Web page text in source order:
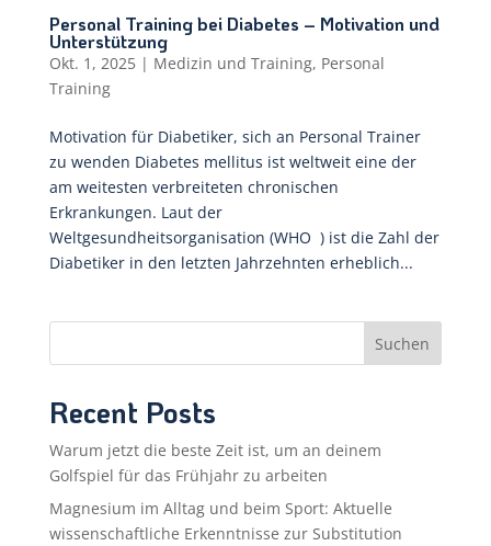
Personal Training bei Diabetes – Motivation und
Unterstützung
Okt. 1, 2025| Medizin und Training, Personal
Training
Motivation für Diabetiker, sich an Personal Trainer
zu wenden Diabetes mellitus ist weltweit eine der
am weitesten verbreiteten chronischen
Erkrankungen. Laut der
Weltgesundheitsorganisation (WHO ) ist die Zahl der
Diabetiker in den letzten Jahrzehnten erheblich...
Suchen
Recent Posts
Warum jetzt die beste Zeit ist, um an deinem
Golfspiel für das Frühjahr zu arbeiten
Magnesium im Alltag und beim Sport: Aktuelle
wissenschaftliche Erkenntnisse zur Substitution